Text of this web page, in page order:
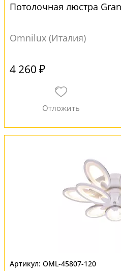
Потолочная люстра
Omnilux (Италия)
4 260 ₽
OML-45807-120